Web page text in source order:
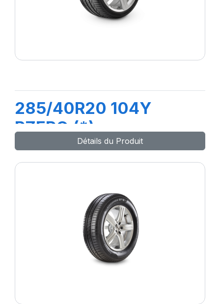
285/40R20 104Y
PZERO (*)
Détails du Produit